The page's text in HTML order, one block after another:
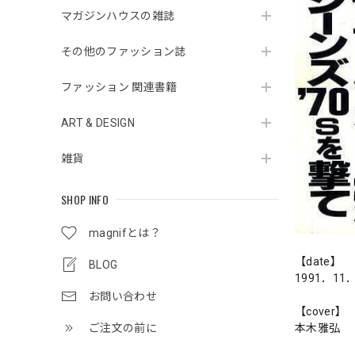
マガジンハウスの雑誌
その他のファッション誌
ファッション 関連書籍
ART & DESIGN
雑貨
SHOP INFO
magnifとは？
BLOG
お問い合わせ
ご注文の前に
【date】
1991．11
【cover】
本木雅弘